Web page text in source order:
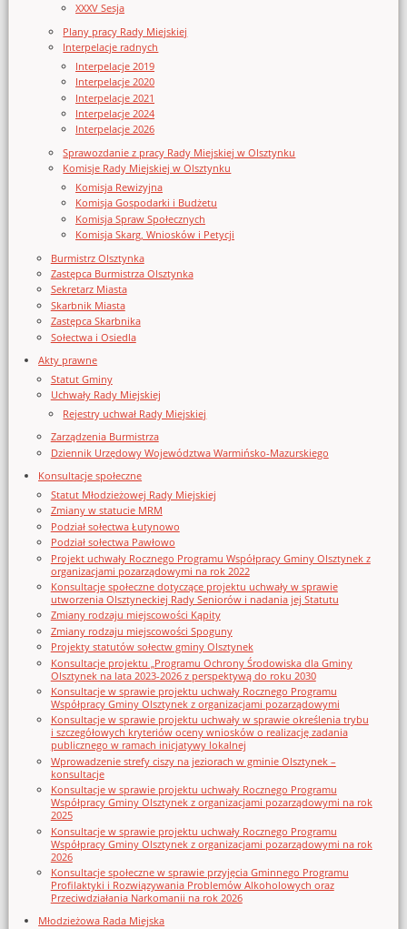
XXXV Sesja
Plany pracy Rady Miejskiej
Interpelacje radnych
Interpelacje 2019
Interpelacje 2020
Interpelacje 2021
Interpelacje 2024
Interpelacje 2026
Sprawozdanie z pracy Rady Miejskiej w Olsztynku
Komisje Rady Miejskiej w Olsztynku
Komisja Rewizyjna
Komisja Gospodarki i Budżetu
Komisja Spraw Społecznych
Komisja Skarg, Wniosków i Petycji
Burmistrz Olsztynka
Zastępca Burmistrza Olsztynka
Sekretarz Miasta
Skarbnik Miasta
Zastępca Skarbnika
Sołectwa i Osiedla
Akty prawne
Statut Gminy
Uchwały Rady Miejskiej
Rejestry uchwał Rady Miejskiej
Zarządzenia Burmistrza
Dziennik Urzędowy Województwa Warmińsko-Mazurskiego
Konsultacje społeczne
Statut Młodzieżowej Rady Miejskiej
Zmiany w statucie MRM
Podział sołectwa Łutynowo
Podział sołectwa Pawłowo
Projekt uchwały Rocznego Programu Współpracy Gminy Olsztynek z
organizacjami pozarządowymi na rok 2022
Konsultacje społeczne dotyczące projektu uchwały w sprawie
utworzenia Olsztyneckiej Rady Seniorów i nadania jej Statutu
Zmiany rodzaju miejscowości Kąpity
Zmiany rodzaju miejscowości Spoguny
Projekty statutów sołectw gminy Olsztynek
Konsultacje projektu „Programu Ochrony Środowiska dla Gminy
Olsztynek na lata 2023-2026 z perspektywą do roku 2030
Konsultacje w sprawie projektu uchwały Rocznego Programu
Współpracy Gminy Olsztynek z organizacjami pozarządowymi
Konsultacje w sprawie projektu uchwały w sprawie określenia trybu
i szczegółowych kryteriów oceny wniosków o realizację zadania
publicznego w ramach inicjatywy lokalnej
Wprowadzenie strefy ciszy na jeziorach w gminie Olsztynek –
konsultacje
Konsultacje w sprawie projektu uchwały Rocznego Programu
Współpracy Gminy Olsztynek z organizacjami pozarządowymi na rok
2025
Konsultacje w sprawie projektu uchwały Rocznego Programu
Współpracy Gminy Olsztynek z organizacjami pozarządowymi na rok
2026
Konsultacje społeczne w sprawie przyjęcia Gminnego Programu
Profilaktyki i Rozwiązywania Problemów Alkoholowych oraz
Przeciwdziałania Narkomanii na rok 2026
Młodzieżowa Rada Miejska